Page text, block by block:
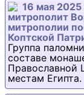
16 мая 2025
митрополит
митрополии
Коптской
Группа
составе
Православной
местам Египта.